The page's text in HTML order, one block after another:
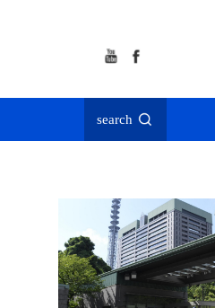
search